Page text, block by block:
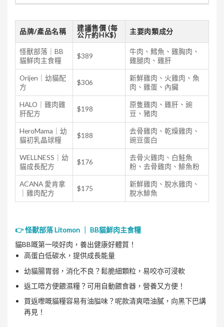
品牌/產品名稱
建議售價 (每
公斤約HK$)
主要肉類成分
怪獸部落｜BB
貓鮮肉主食糧
$389
牛肉、鱈魚、雞胸肉、
雞腿肉、雞肝
Orijen｜幼貓配
方
$306
新鮮雞肉、火雞肉、魚
肉、雞蛋、內臟
HALO｜雞肉雞
肝配方
$198
原隻雞肉、雞肝、豌
豆、豬肉
HeroMama｜幼
貓初乳晶球糧
$188
去骨雞肉、乾燥雞肉、
豌豆蛋白
WELLNESS｜幼
貓成長配方
$176
去骨火雞肉、白鮭魚
粉、去骨雞肉、鯡魚粉
ACANA 愛肯拿
｜雞肉配方
$175
新鮮雞肉、脫水雞肉、
脫水鯡魚
👉 怪獸部落 Litomon ｜ BB貓鮮肉主食糧
貓BB嘅第一啖好肉，養出健康好體質！
高蛋白低碳水，提供成長能量
幼貓腸胃弱，消化不良？鬆脆細顆粒，易咬亦可浸軟
返工唔方便餵濕糧？可用自動餵食器，營養又方便！
買返嚟嘅貓糧容易有油膉味？呢款清爽唔油膩，向黑下巴講
再見！